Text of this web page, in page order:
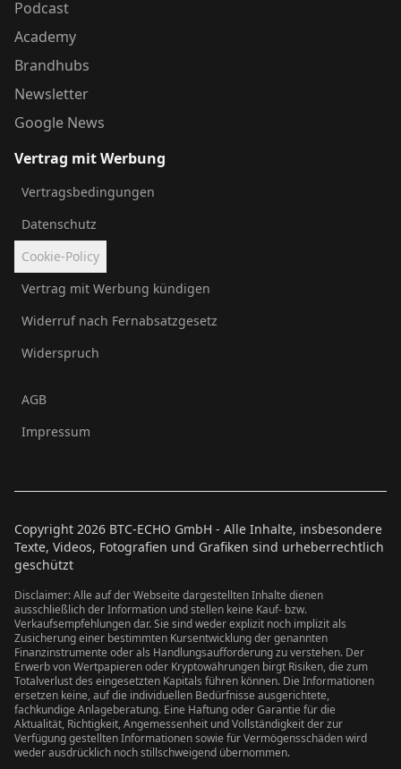
Podcast
Academy
Brandhubs
Newsletter
Google News
Vertrag mit Werbung
Vertragsbedingungen
Datenschutz
Cookie-Policy
Vertrag mit Werbung kündigen
Widerruf nach Fernabsatzgesetz
Widerspruch
AGB
Impressum
Copyright 2026 BTC-ECHO GmbH - Alle Inhalte, insbesondere
Texte, Videos, Fotografien und Grafiken sind urheberrechtlich
geschützt
Disclaimer: Alle auf der Webseite dargestellten Inhalte dienen
ausschließlich der Information und stellen keine Kauf- bzw.
Verkaufsempfehlungen dar. Sie sind weder explizit noch implizit als
Zusicherung einer bestimmten Kursentwicklung der genannten
Finanzinstrumente oder als Handlungsaufforderung zu verstehen. Der
Erwerb von Wertpapieren oder Kryptowährungen birgt Risiken, die zum
Totalverlust des eingesetzten Kapitals führen können. Die Informationen
ersetzen keine, auf die individuellen Bedürfnisse ausgerichtete,
fachkundige Anlageberatung. Eine Haftung oder Garantie für die
Aktualität, Richtigkeit, Angemessenheit und Vollständigkeit der zur
Verfügung gestellten Informationen sowie für Vermögensschäden wird
weder ausdrücklich noch stillschweigend übernommen.